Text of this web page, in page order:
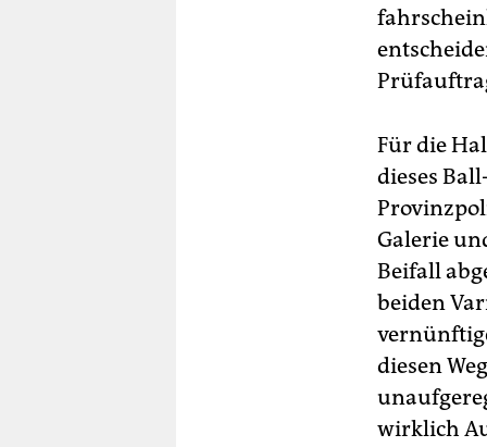
Für die
dieses
Galerie
Beifall
beiden
diesen
wirklich